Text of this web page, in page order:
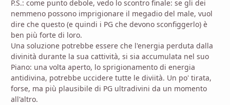
P.S.: come punto debole, vedo lo scontro finale: se gli dei
nemmeno possono imprigionare il megadio del male, vuol
dire che questo (e quindi i PG che devono sconfiggerlo) è
ben più forte di loro.
Una soluzione potrebbe essere che l'energia perduta dalla
divinità durante la sua cattività, si sia accumulata nel suo
Piano: una volta aperto, lo sprigionamento di energia
antidivina, potrebbe uccidere tutte le diviità. Un po' tirata,
forse, ma più plausibile di PG ultradivini da un momento
all'altro.